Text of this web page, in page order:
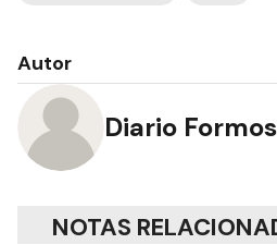
Autor
Diario
NOTAS